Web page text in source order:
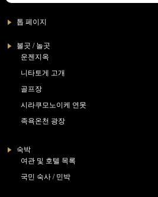
톱 페이지
볼곳 / 놀곳
운젠지옥
니타토게 고개
골프장
시라쿠모노이케 연못
족욕온천 광장
숙박
여관 및 호텔 목록
국민 숙사 / 민박